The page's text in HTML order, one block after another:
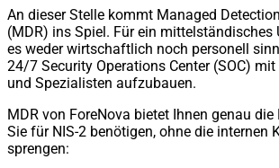
An dieser Stelle kommt Managed
(MDR) ins Spiel. Für ein mittelständisches
es weder wirtschaftlich noch personell
24/7 Security Operations Center (SOC)
und Spezialisten aufzubauen.
MDR von ForeNova bietet Ihnen genau
Sie für NIS-2 benötigen, ohne die internen
sprengen: